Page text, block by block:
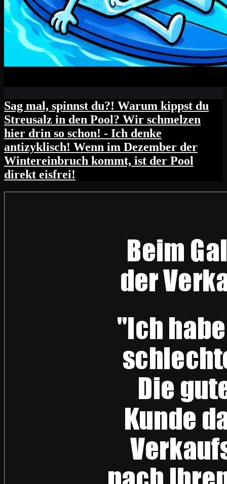
Sag mal, spinnst du?! Warum kippst du
Streusalz in den Pool? Wir schmelzen
hier drin so schon! - Ich denke
antizyklisch! Wenn im Dezember der
Wintereinbruch kommt, ist der Pool
direkt eisfrei!